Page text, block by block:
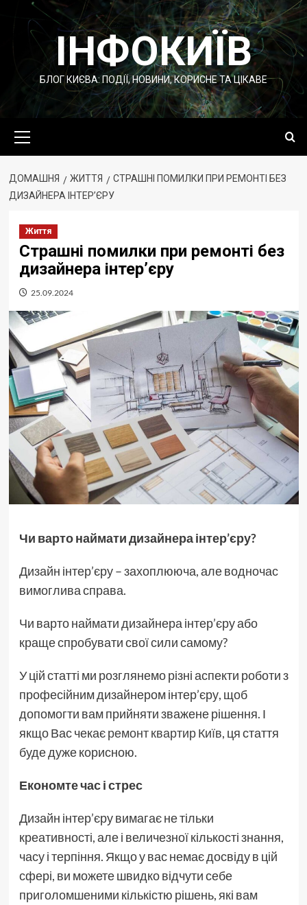
Перейти
ІНФОКИЇВ
БЛОГ КИЄВА: ПОДІЇ, НОВИНИ, КОРИСНЕ ТА ЦІКАВЕ
меню
ДОМАШНЯ ЖИТТЯ
СТРАШНІ ПОМИЛКИ ПРИ РЕМОНТІ БЕЗ
ДИЗАЙНЕРА ІНТЕР’ЄРУ
Життя
Страшні помилки при ремонті без
дизайнера інтер’єру
25.09.2024
Чи варто наймати дизайнера інтер’єру?
Дизайн інтер’єру – захоплююча, але водночас
вимоглива справа.
Чи варто наймати дизайнера інтер’єру або
краще спробувати свої сили самому?
У цій статті ми розглянемо різні аспекти роботи з
професійним дизайнером інтер’єру, щоб
допомогти вам прийняти зважене рішення. І
якщо Вас чекаєремонт квартир Київ, ця стаття
буде дуже корисною.
Економте час і стрес
Дизайн інтер’єру вимагає не тільки
креативності, але і величезної кількості знання,
часу і терпіння. Якщо у вас немає досвіду в цій
сфері, ви можете швидко відчути себе
приголомшеними кількістю рішень, які вам